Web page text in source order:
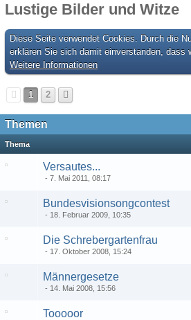
Lustige Bilder und Witze
Diese Seite verwendet Cookies. Durch die
erklären Sie sich damit einverstanden, dass
Weitere Informationen
1 2
Themen
Thema
Versautes...
7. Mai 2011, 08:17
Bundesvisionsongcontest
18. Februar 2009, 10:35
Die Schrebergartenfrau
17. Oktober 2008, 15:24
Männergesetze
14. Mai 2008, 15:56
Tooooor